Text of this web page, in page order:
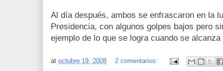
Al día después, ambos se enfrascaron en la
Presidencia, con algunos golpes bajos pero
ejemplo de lo que se logra cuando se
at octubre 19, 2008 2 comentarios: